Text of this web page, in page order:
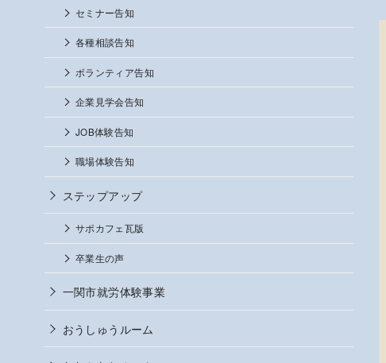
セミナー告知
各種相談告知
ボランティア告知
企業見学会告知
JOB体験告知
職場体験告知
ステップアップ
サポカフェ瓦版
卒業生の声
一関市就労体験事業
おうしゅうルーム